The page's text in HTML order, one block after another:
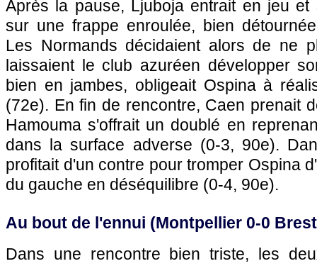
Après la pause, Ljuboja entrait en jeu et
sur une frappe enroulée, bien
Les Normands décidaient alors de ne
laissaient le club azuréen développer
bien en jambes, obligeait Ospina à
(72e). En fin de rencontre, Caen prenait
Hamouma s'offrait un doublé en
dans la surface adverse (0-3, 90e).
profitait d'un contre pour tromper Ospina
du gauche en déséquilibre (0-4, 90e).
Au bout de l'ennui (Montpellier 0-0
Dans une rencontre bien triste, les